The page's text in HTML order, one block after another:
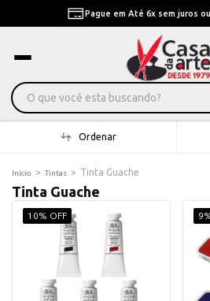
Pague em Até 6x sem juros
Ordenar
Início > Tintas > Tinta Guache
Tinta Guache
10% OFF